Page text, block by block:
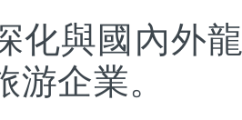
與國內外龍
游企業。